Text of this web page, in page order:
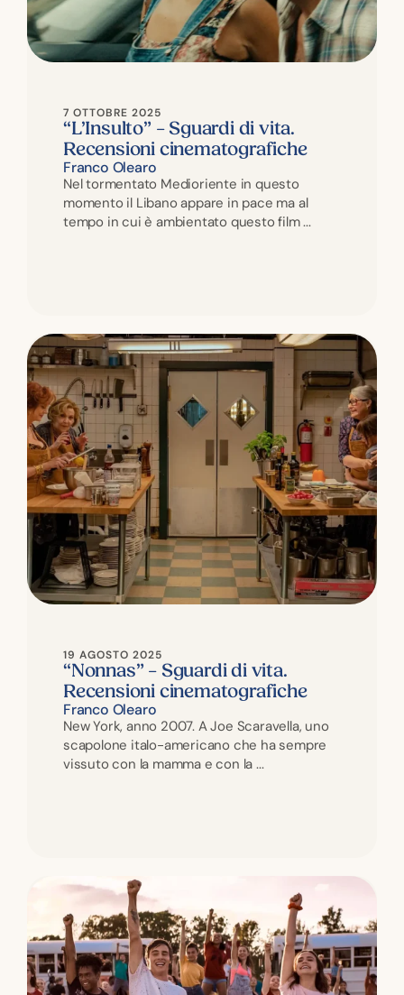
7 OTTOBRE 2025
“L’Insulto” – Sguardi di vita.
Recensioni cinematografiche
Franco Olearo
Nel tormentato Medioriente in questo
momento il Libano appare in pace ma al
tempo in cui è ambientato questo film ...
19 AGOSTO 2025
“Nonnas” – Sguardi di vita.
Recensioni cinematografiche
Franco Olearo
New York, anno 2007. A Joe Scaravella, uno
scapolone italo-americano che ha sempre
vissuto con la mamma e con la ...